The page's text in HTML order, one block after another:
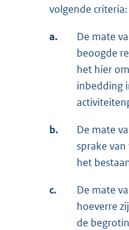
volgende criteria:
a.
De mate
beoogde
het hier
inbedding
b.
De mate
sprake
het
c.
De mate
hoeverre
de